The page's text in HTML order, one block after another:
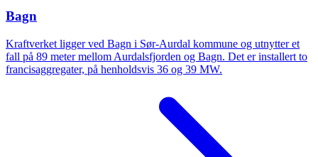
Bagn
Kraftverket ligger ved Bagn i Sør-Aurdal kommune og utnytter et
fall på 89 meter mellom Aurdalsfjorden og Bagn. Det er installert to
francisaggregater, på henholdsvis 36 og 39 MW.